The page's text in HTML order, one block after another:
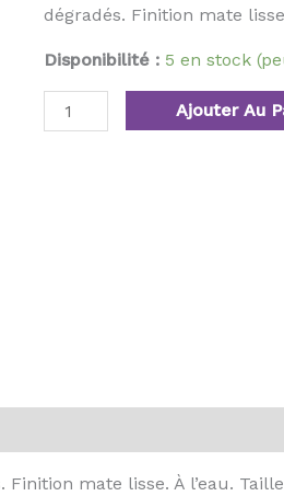
dégradés. Finition mate
Disponibilité : 5 en stock
Ajouter Au
mate lisse. À l’eau.